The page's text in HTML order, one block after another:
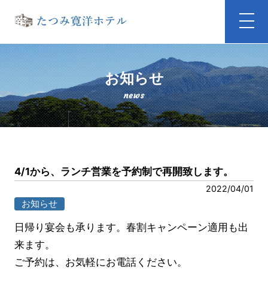
お知らせ
news
4/1から、ランチ営業を予約制で再開致します。
2022/04/01
お知らせ
日帰り宴会も承ります。春割キャンペーン適用も出
来ます。
ご予約は、お気軽にお電話ください。